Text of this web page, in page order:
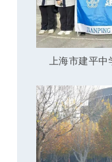
上海市建平中